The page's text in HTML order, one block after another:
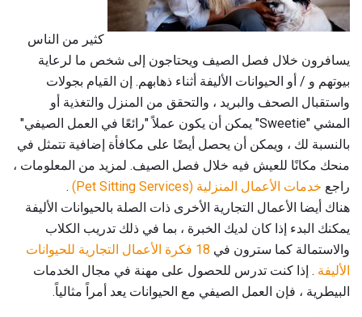
كثير من الناس
يسافرون خلال فصل الصيف ويحتاجون إلى شخص ما لرعاية
بيوتهم و / أو الحيوانات الأليفة أثناء ذهابهم. إن القيام بجولات
واستقبال الصحف والبريد ، والتحقق من المنزل والتغذية أو
المشي "Sweetie" يمكن أن يكون عملاً "رائعًا في العمل الصيفي"
بالنسبة لك ، ويمكن أن يحصل أيضًا على مكافأة إضافية تتمثل في
منحك مكانًا للعيش فيه خلال فصل الصيف. لمزيد من المعلومات ،
راجع خدمات الأعمال المنزلية (Pet Sitting Services)
.
هناك أيضا الأعمال التجارية الأخرى ذات الصلة بالحيوانات الأليفة
يمكنك البدء إذا كان لديك الخبرة ، بما في ذلك تدريب الكلاب
والاستمالة كما سترون في
18 فكرة الأعمال التجارية للحيوانات
الأليفة . إذا كنت تدرس للحصول على مهنة في مجال الخدمات
البيطرية ، فإن العمل الصيفي مع الحيوانات يعد أمراً مثالياً.